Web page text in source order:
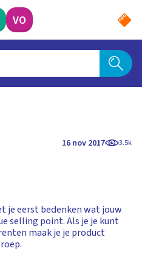
VO
16 nov 2017 3.5k
je eerst bedenken wat jouw
selling point. Als je je kunt
maak je je product